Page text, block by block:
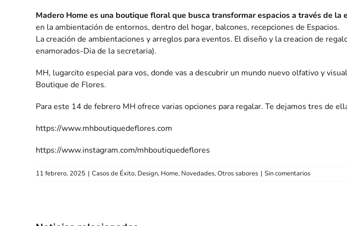
Madero Home es una boutique floral que busca transformar espacios a través de
en la ambientación de entornos, dentro del hogar, balcones, recepciones de Espacios.
La creación de ambientaciones y arreglos para eventos. El diseño y la creacion de
enamorados-Dia de la secretaria).
MH, lugarcito especial para vos, donde vas a descubrir un mundo nuevo olfativo y
Boutique de Flores.
Para este 14 de febrero MH ofrece varias opciones para regalar. Te dejamos tres de
https://www.mhboutiquedeflores.com
https://www.instagram.com/mhboutiquedeflores
11 febrero, 2025 | Casos de Éxito, Design, Home, Novedades,Otros sabores | Sin comentarios